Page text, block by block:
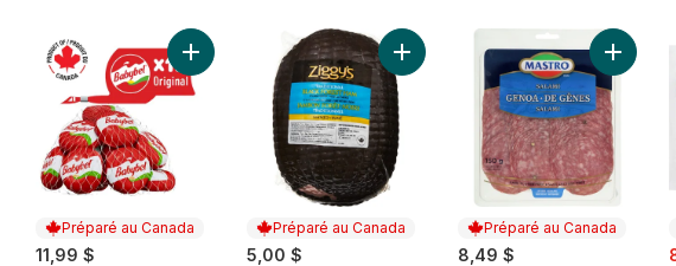
Préparé au Canada
11,99 $
Ajouter Collations au fromage original 12P au panier
Préparé au Canada
5,00 $
Ajouter Jambon traditionnel de la
Préparé au Canada
8,49 $
Ajouter